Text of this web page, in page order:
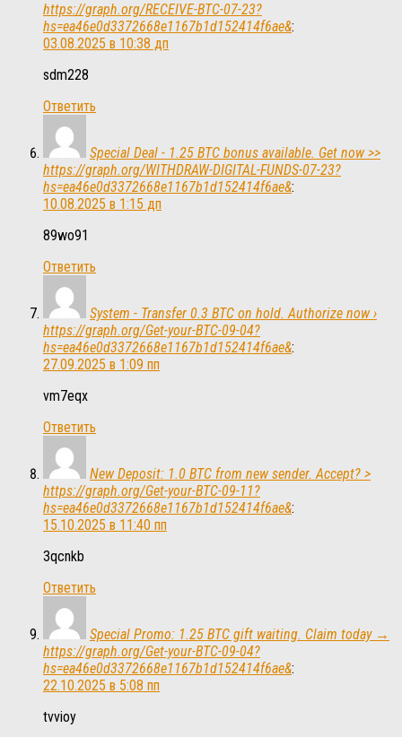
https://graph.org/RECEIVE-BTC-07-23?
hs=ea46e0d3372668e1167b1d152414f6ae&:
03.08.2025 в 10:38 дп
sdm228
Ответить
Special Deal - 1.25 BTC bonus available. Get now >>
https://graph.org/WITHDRAW-DIGITAL-FUNDS-07-23?
hs=ea46e0d3372668e1167b1d152414f6ae&:
10.08.2025 в 1:15 дп
89wo91
Ответить
System - Transfer 0.3 BTC on hold. Authorize now ›
https://graph.org/Get-your-BTC-09-04?
hs=ea46e0d3372668e1167b1d152414f6ae&:
27.09.2025 в 1:09 пп
vm7eqx
Ответить
New Deposit: 1.0 BTC from new sender. Accept? >
https://graph.org/Get-your-BTC-09-11?
hs=ea46e0d3372668e1167b1d152414f6ae&:
15.10.2025 в 11:40 пп
3qcnkb
Ответить
Special Promo: 1.25 BTC gift waiting. Claim today →
https://graph.org/Get-your-BTC-09-04?
hs=ea46e0d3372668e1167b1d152414f6ae&:
22.10.2025 в 5:08 пп
tvvioy